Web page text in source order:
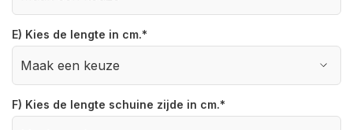
E) Kies de lengte in cm.*
F) Kies de lengte schuine zijde in cm.*